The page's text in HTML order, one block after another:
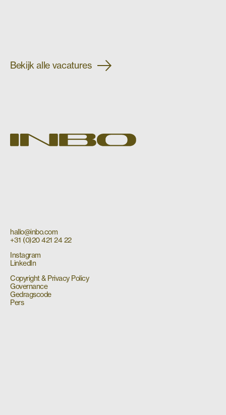
Bekijk alle vacatures
hallo@inbo.com
+31 (0)20 421 24 22
Instagram
LinkedIn
Copyright & Privacy Policy
Governance
Gedragscode
Pers